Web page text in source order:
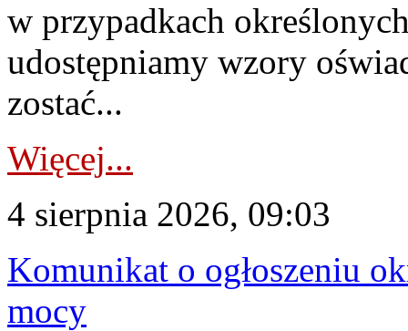
w przypadkach
udostępniamy wzory
zostać...
Więcej...
4 sierpnia 2026, 09:03
Komunikat o ogłoszeniu
mocy